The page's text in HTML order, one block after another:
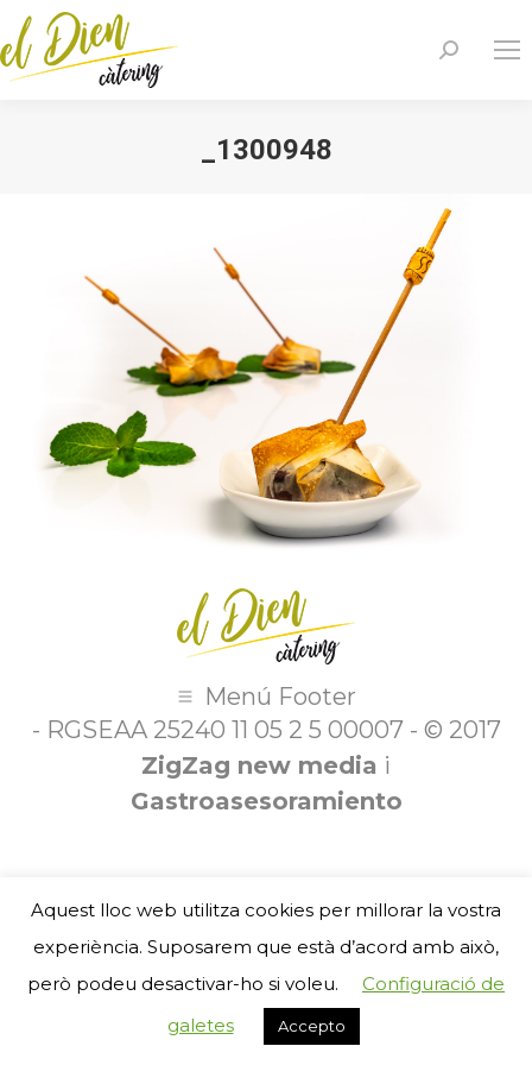
Search:
_1300948
Menú Footer
- RGSEAA 25240 11 05 2 5 00007 - © 2017
ZigZag new media i
Gastroasesoramiento
Aquest lloc web utilitza cookies per millorar la vostra
experiència. Suposarem que està d’acord amb això,
però podeu desactivar-ho si voleu.
Configuració de
galetes
Accepto